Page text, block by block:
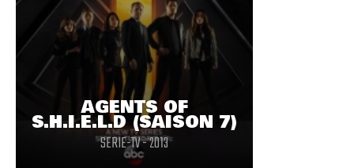
AGENTS OF
S.H.I.E.L.D (SAISON 7)
SERIE-TV - 2013